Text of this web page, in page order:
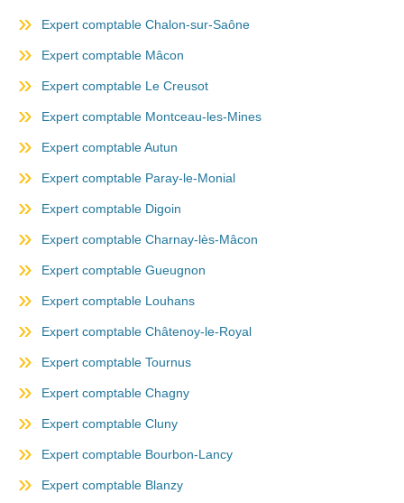
Expert comptable Chalon-sur-Saône
Expert comptable Mâcon
Expert comptable Le Creusot
Expert comptable Montceau-les-Mines
Expert comptable Autun
Expert comptable Paray-le-Monial
Expert comptable Digoin
Expert comptable Charnay-lès-Mâcon
Expert comptable Gueugnon
Expert comptable Louhans
Expert comptable Châtenoy-le-Royal
Expert comptable Tournus
Expert comptable Chagny
Expert comptable Cluny
Expert comptable Bourbon-Lancy
Expert comptable Blanzy